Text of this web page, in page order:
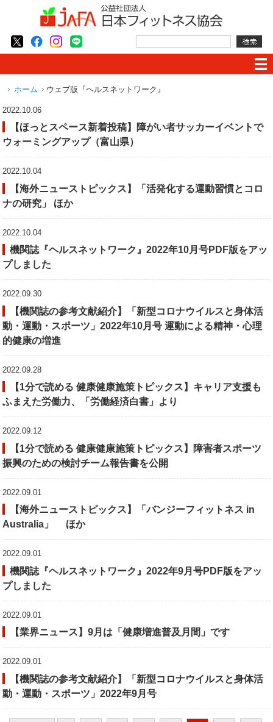
ホーム ウェブ版『ヘルスネットワーク』
2022.10.06
【ほっとスペース新着投稿】障がい者サッカーイベントで
ウォーミングアップ（富山県）
2022.10.04
【海外ニューストピックス】「活発化する運動習慣とコロ
ナの研究」 ほか
2022.10.04
機関誌『ヘルスネットワーク』2022年10月号PDF版をアッ
プしました
2022.09.30
【機関誌の参考文献紹介】「新型コロナウイルスと身体活
動・運動・スポーツ」2022年10月号 運動による精神・心理
的健康の増進
2022.09.28
【1分で読める 健康健康施策トピックス】キャリア支援も
ふまえた労働力、「労働経済白書」より
2022.09.12
【1分で読める 健康健康施策トピックス】障害者スポーツ
振興のための検討チーム報告書を公開
2022.09.01
【海外ニューストピックス】「バンジーフィットネス in
Australia」 ほか
2022.09.01
機関誌『ヘルスネットワーク』2022年9月号PDF版をアッ
プしました
2022.09.01
【業界ニュース】9月は「健康増進普及月間」です
2022.09.01
【機関誌の参考文献紹介】「新型コロナウイルスと身体活
動・運動・スポーツ」2022年9月号